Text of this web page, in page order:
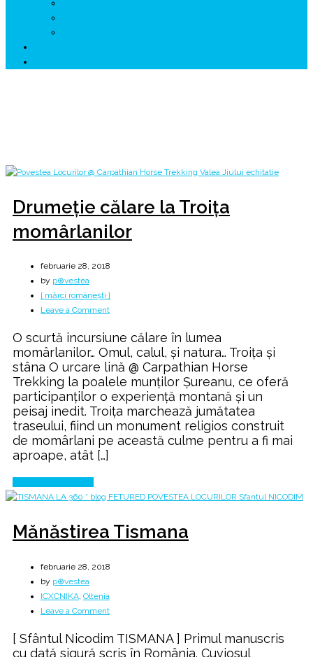
Drumeție călare la Troița
momârlanilor
februarie 28, 2018
by p⊕vestea
[ mărci românești ]
Leave a Commenton
călare
la
Troița
momârlanilor
O scurtă incursiune călare în lumea
momârlanilor… Omul, calul, și natura… Troița și
stâna O urcare lină @ Carpathian Horse
Trekking la poalele munților Șureanu, ce oferă
participanților o experiență montană și un
peisaj inedit. Troița marchează jumătatea
traseului, fiind un monument religios construit
de momârlani pe această culme pentru a fi mai
aproape, atât […]
Mănăstirea Tismana
februarie 28, 2018
by p⊕vestea
ICXCNIKA Oltenia
Leave a Commenton
Tismana
[ Sfântul Nicodim TISMANA ] Primul manuscris
cu dată sigură scris în România. Cuviosul